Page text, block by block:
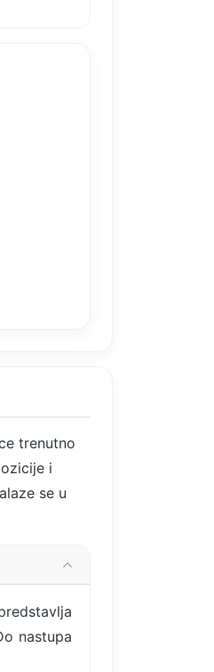
trenutno
i
se u
nastupa